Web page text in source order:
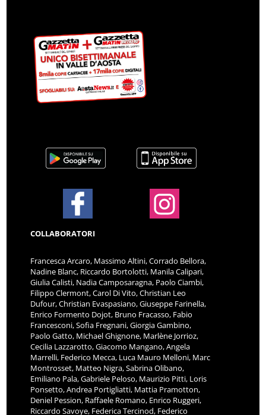
COLLABORATORI
Francesca Arcaro, Massimo Altini, Corrado Bellora,
Nadine Blanc, Riccardo Bortolotti, Manila Calipari,
Giulia Calisti, Nadia Camposaragna, Paolo Ciambi,
Filippo Clermont, Carol Di Vito, Christian Leo
Dufour, Christian Evaspasiano, Giuseppe Farinella,
Enrico Formento Dojot, Bruno Fracasso, Fabio
Francesconi, Sofia Fregnani, Giorgia Gambino,
Paolo Gatto, Michael Ghignone, Marlène Jorrioz,
Cecilia Lazzarotto, Giacomo Mangano, Angela
Marrelli, Federico Mecca, Luca Mauro Melloni, Marc
Montrosset, Matteo Nigra, Sabrina Olibano,
Emiliano Pala, Gabriele Peloso, Maurizio Pitti, Loris
Ponsetto, Andrea Portigliatti, Mattia Pramotton,
Deniel Pession, Raffaele Romano, Enrico Ruggeri,
Riccardo Savoye, Federica Tercinod, Federico